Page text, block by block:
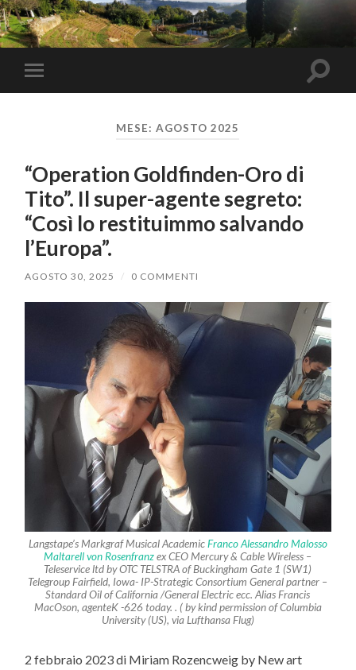
Toggle
mobile
Toggle
MESE:AGOSTO 2025
“Operation Goldfinden-Oro di
Tito”. Il super-agente segreto:
“Così lo restituimmo salvando
l’Europa”.
AGOSTO 30, 2025 / 0 COMMENTI
Langstape’s Markgraf Musical AcademicFranco Alessandro Malosso
Maltarell von Rosenfranzex CEO Mercury & Cable Wireless –
Teleservice ltd by OTC TELSTRA of Buckingham Gate 1 (SW1)
Telegroup Fairfield, Iowa- IP-Strategic Consortium General partner –
Standard Oil of California /General Electric ecc. Alias Francis
MacOson, agenteK -626 today. . ( by kind permission of Columbia
University (US), via Lufthansa Flug)
2 febbraio 2023 di Miriam Rozencweig by New art